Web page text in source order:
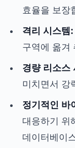
효율을 보장
격리 시스템:
구역에 옮겨
경량 리소스
미치면서 강
정기적인 바
대응하기 위
데이터베이